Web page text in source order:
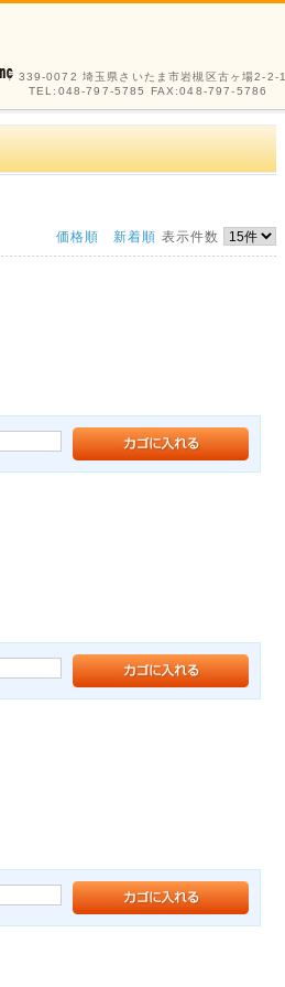
339-0072 埼玉県さいたま市岩槻区古ヶ場2-2-1
TEL:048-797-5785 FAX:048-797-5786
価格順 新着順 表示件数